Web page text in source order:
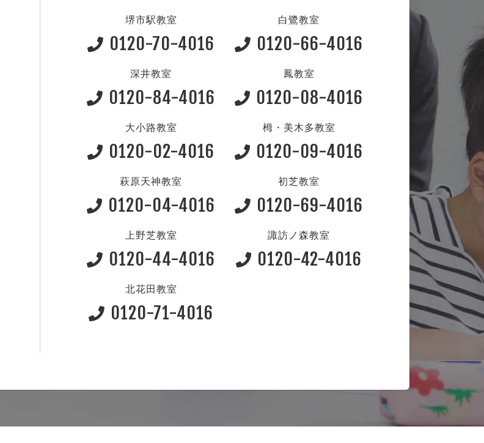
堺市駅教室
0120-70-4016
白鷺教室
0120-66-4016
深井教室
0120-84-4016
鳳教室
0120-08-4016
大小路教室
0120-02-4016
栂・美木多教室
0120-09-4016
萩原天神教室
0120-04-4016
初芝教室
0120-69-4016
上野芝教室
0120-44-4016
諏訪ノ森教室
0120-42-4016
北花田教室
0120-71-4016